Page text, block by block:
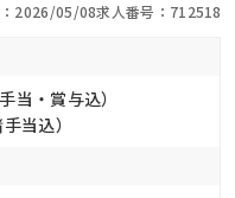
2026/05/08求人番号：712518
当・賞与込）
当込）